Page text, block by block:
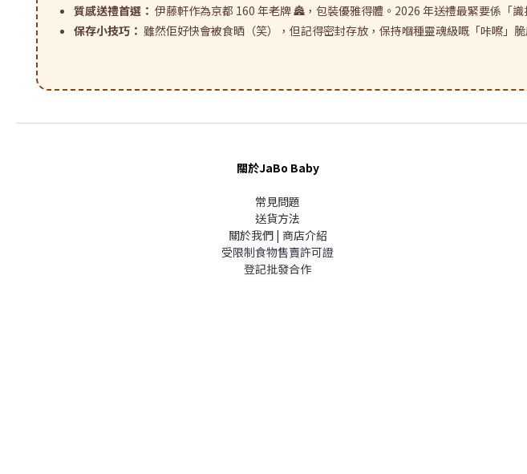
質感送禮首選： 伊藤軒作為京都 160 年老牌 🏯，包裝優雅得體。2026 年送禮最緊要係「
保存小技巧： 雖然佢好快會被食晒（笑），但記得密封存放，保持嗰種靈魂級嘅「咔嚓」脆
關於JaBo Baby
常見問題
送貨方法
關於我們 | 商店介紹
受限制食物售賣許可證
登記批發合作